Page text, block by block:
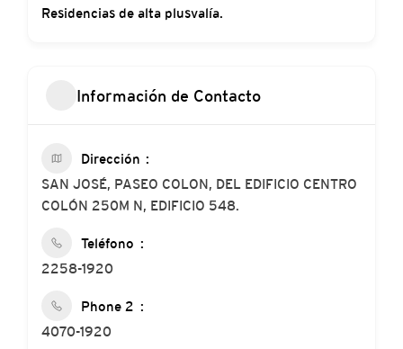
Residencias de alta plusvalía.
Información de Contacto
Dirección
SAN JOSÉ, PASEO COLON, DEL EDIFICIO CENTRO
COLÓN 250M N, EDIFICIO 548.
Teléfono
2258-1920
Phone 2
4070-1920